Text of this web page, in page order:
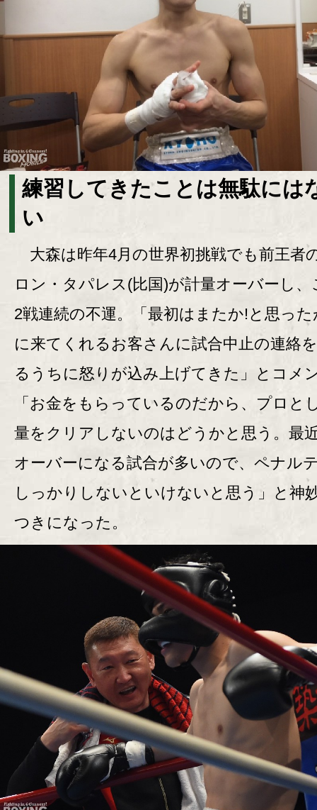
練習してきたことは無駄には
い
大森は昨年4月の世界初挑戦でも前王者
ロン・タパレス(比国)が計量オーバーし、
2戦連続の不運。「最初はまたか!と思った
に来てくれるお客さんに試合中止の連絡
るうちに怒りが込み上げてきた」とコメ
「お金をもらっているのだから、プロと
量をクリアしないのはどうかと思う。最
オーバーになる試合が多いので、ペナル
しっかりしないといけないと思う」と神
つきになった。